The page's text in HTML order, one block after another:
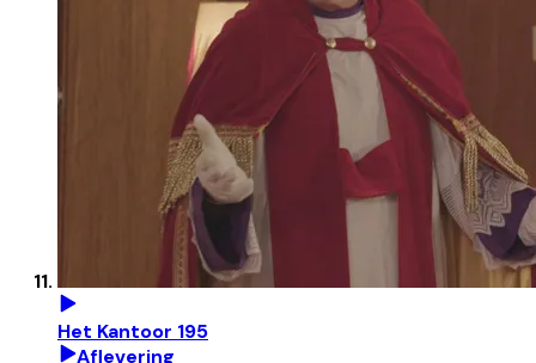
Het Kantoor 195
Aflevering